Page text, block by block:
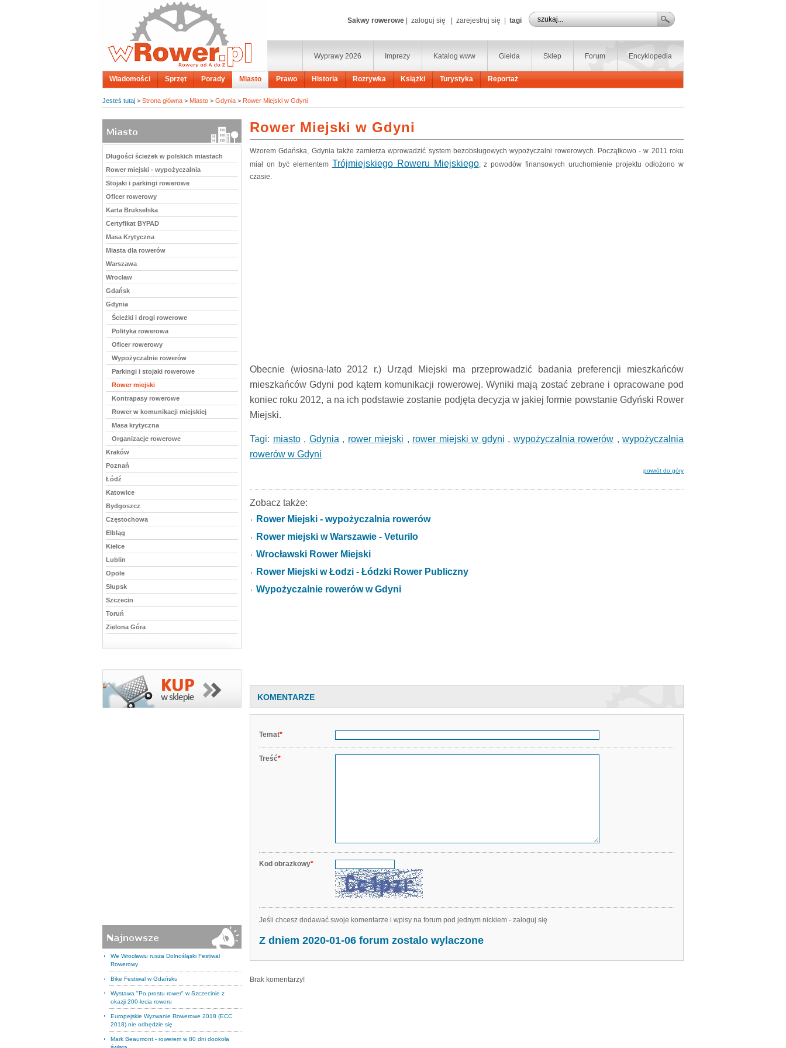
Sakwy rowerowe zaloguj się zarejestruj się tagi
Encyklopedia
Forum
Sklep
Giełda
Katalog www
Imprezy
Wyprawy 2026
Wiadomości Sprzęt Porady Miasto Prawo Historia Rozrywka Książki Turystyka Reportaż
Jesteś tutaj > Strona główna > Miasto > Gdynia > Rower Miejski w Gdyni
Długości ścieżek w polskich miastach
Rower miejski - wypożyczalnia
Stojaki i parkingi rowerowe
Oficer rowerowy
Karta Brukselska
Certyfikat BYPAD
Masa Krytyczna
Miasta dla rowerów
Warszawa
Wrocław
Gdańsk
Gdynia
Ścieżki i drogi rowerowe
Polityka rowerowa
Oficer rowerowy
Wypożyczalnie rowerów
Parkingi i stojaki rowerowe
Rower miejski
Kontrapasy rowerowe
Rower w komunikacji miejskiej
Masa krytyczna
Organizacje rowerowe
Kraków
Poznań
Łódź
Katowice
Bydgoszcz
Częstochowa
Elbląg
Kielce
Lublin
Opole
Słupsk
Szczecin
Toruń
Zielona Góra
We Wrocławiu rusza Dolnośląski Festiwal
Rowerowy
Bike Festiwal w Gdańsku
Wystawa "Po prostu rower" w Szczecinie z
okazji 200-lecia roweru
Europejskie Wyzwanie Rowerowe 2018 (ECC
2018) nie odbędzie się
Mark Beaumont - rowerem w 80 dni dookoła
Rower Miejski w Gdyni
Wzorem Gdańska, Gdynia także zamierza wprowadzić system bezobsługowych wypożyczalni rowerowych. Początkowo - w 2011 roku
miał on być elementem Trójmiejskiego Roweru Miejskiego, z powodów finansowych uruchomienie projektu odłożono w
czasie.
Obecnie (wiosna-lato 2012 r.) Urząd Miejski ma przeprowadzić badania preferencji mieszkańców
mieszkańców Gdyni pod kątem komunikacji rowerowej. Wyniki mają zostać zebrane i opracowane pod
koniec roku 2012, a na ich podstawie zostanie podjęta decyzja w jakiej formie powstanie Gdyński Rower
Miejski.
Tagi: miasto, Gdynia , rower miejski , rower miejski w gdyni , wypożyczalnia rowerów , wypożyczalnia
rowerów w Gdyni
powrót do góry
Zobacz także:
Rower Miejski - wypożyczalnia rowerów
Rower miejski w Warszawie - Veturilo
Wrocławski Rower Miejski
Rower Miejski w Łodzi - Łódzki Rower Publiczny
Wypożyczalnie rowerów w Gdyni
KOMENTARZE
Temat*
Treść*
Kod obrazkowy*
Jeśli chcesz dodawać swoje komentarze i wpisy na forum pod jednym nickiem - zaloguj się
Z dniem 2020-01-06 forum zostalo wylaczone
Brak komentarzy!